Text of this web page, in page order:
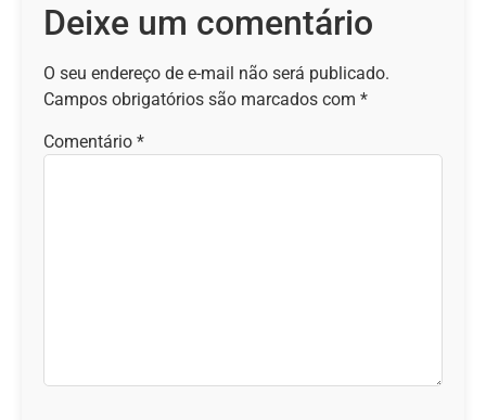
Deixe um comentário
O seu endereço de e-mail não será publicado.
Campos obrigatórios são marcados com *
Comentário *